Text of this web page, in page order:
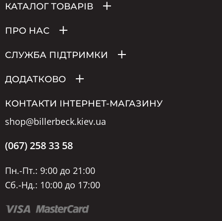
КАТАЛОГ ТОВАРІВ
ПРО НАС
СЛУЖБА ПІДТРИМКИ
ДОДАТКОВО
КОНТАКТИ ІНТЕРНЕТ-МАГАЗИНУ
shop@billerbeck.kiev.ua
(067) 258 33 58
Пн.-Пт.: 9:00 до 21:00
Сб.-Нд.: 10:00 до 17:00